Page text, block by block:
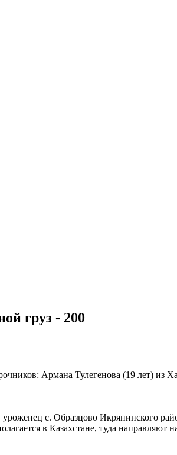
груз - 200
Армана Тулегенова (19 лет) из
с. Образцово Икрянинского
в Казахстане, туда направляют